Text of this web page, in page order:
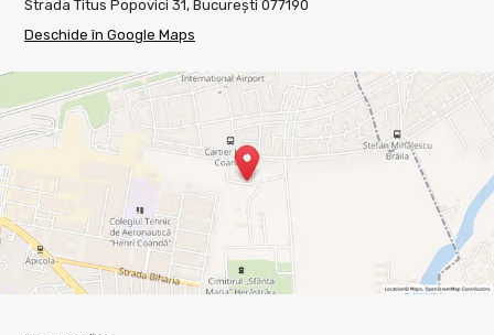
Strada Titus Popovici 31, București 077190
Deschide în Google Maps